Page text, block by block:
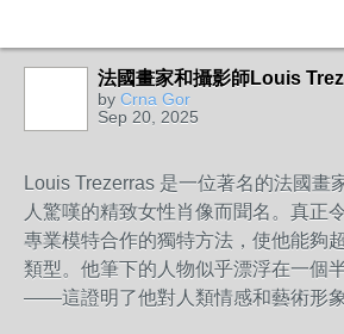
法國畫家和攝影師Louis
by Crna Gor
Sep 20, 2025
Louis Trezerras 是一位著名的法國畫
人驚嘆的精致女性肖像而聞名。真正
專業模特合作的獨特方法，使他能夠
類型。他筆下的人物似乎漂浮在一個
——這證明了他對人類情感和藝術形象